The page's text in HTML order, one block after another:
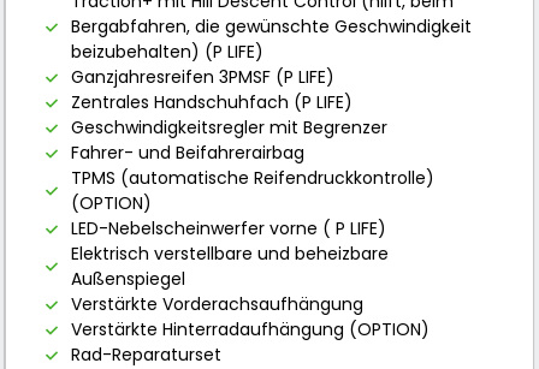
Bergabfahren, die gewünschte Geschwindigkeit
beizubehalten) (P LIFE)
Ganzjahresreifen 3PMSF (P LIFE)
Zentrales Handschuhfach (P LIFE)
Geschwindigkeitsregler mit Begrenzer
Fahrer- und Beifahrerairbag
TPMS (automatische Reifendruckkontrolle)
(OPTION)
LED-Nebelscheinwerfer vorne ( P LIFE)
Elektrisch verstellbare und beheizbare
Außenspiegel
Verstärkte Vorderachsaufhängung
Verstärkte Hinterradaufhängung (OPTION)
Rad-Reparaturset